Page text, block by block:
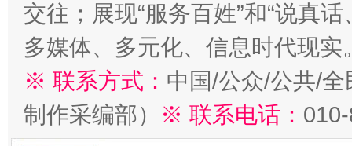
交往；展现“服务百姓”和“说真
多媒体、多元化、信息时代现实
※ 联系方式： 中国/公众/公共/
制作采编部）
※ 联系电话：